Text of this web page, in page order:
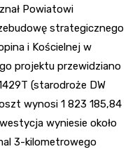
Powiatowi
strategicznego
i Kościelnej w
projektu przewidziano
(starodroże DW
wynosi 1 823 185,84
wyniesie około
3-kilometrowego